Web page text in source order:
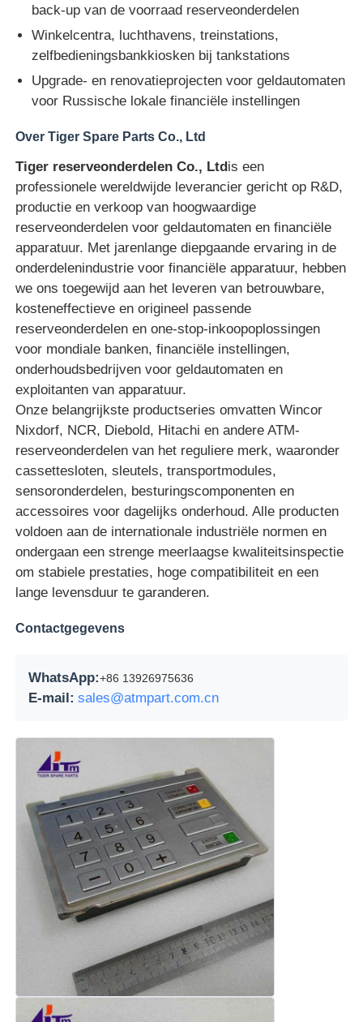
Glory NMD ATM onderdelen
OKI ATM-onderdelen
Genmega ATM -onderdelen
Factuuracceptant
Bankbiljetten sorteren
rekeningsteller
Kaartprinter
pinautomaat
ATM-reserveonderdelen
Muntrecycler
back-up van de voorraad reserveonderdelen
Winkelcentra, luchthavens, treinstations,
zelfbedieningsbankkiosken bij tankstations
Upgrade- en renovatieprojecten voor geldautomaten
voor Russische lokale financiële instellingen
Over Tiger Spare Parts Co., Ltd
Tiger reserveonderdelen Co., Ltdis een
professionele wereldwijde leverancier gericht op R&D,
productie en verkoop van hoogwaardige
reserveonderdelen voor geldautomaten en financiële
apparatuur. Met jarenlange diepgaande ervaring in de
onderdelenindustrie voor financiële apparatuur, hebben
we ons toegewijd aan het leveren van betrouwbare,
kosteneffectieve en origineel passende
reserveonderdelen en one-stop-inkoopoplossingen
voor mondiale banken, financiële instellingen,
onderhoudsbedrijven voor geldautomaten en
exploitanten van apparatuur.
Onze belangrijkste productseries omvatten Wincor
Nixdorf, NCR, Diebold, Hitachi en andere ATM-
reserveonderdelen van het reguliere merk, waaronder
cassettesloten, sleutels, transportmodules,
sensoronderdelen, besturingscomponenten en
accessoires voor dagelijks onderhoud. Alle producten
voldoen aan de internationale industriële normen en
ondergaan een strenge meerlaagse kwaliteitsinspectie
om stabiele prestaties, hoge compatibiliteit en een
lange levensduur te garanderen.
Contactgegevens
WhatsApp:+86 13926975636
E-mail: sales@atmpart.com.cn